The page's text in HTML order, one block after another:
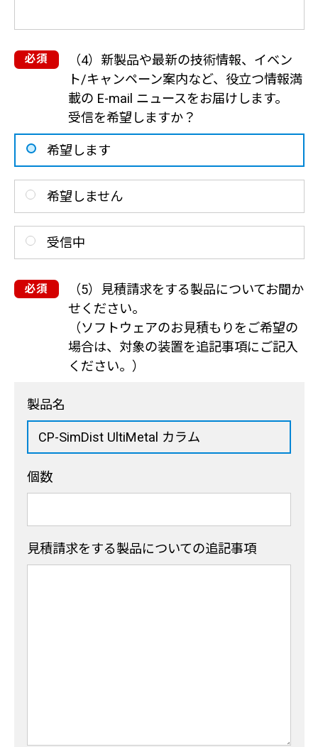
（4）新製品や最新の技術情報、イベン
ト/キャンペーン案内など、役立つ情報満
載の E-mail ニュースをお届けします。
受信を希望しますか？
希望します
希望しません
受信中
（5）見積請求をする製品についてお聞か
せください。
（ソフトウェアのお見積もりをご希望の
場合は、対象の装置を追記事項にご記入
ください。）
製品名
個数
見積請求をする製品についての追記事項